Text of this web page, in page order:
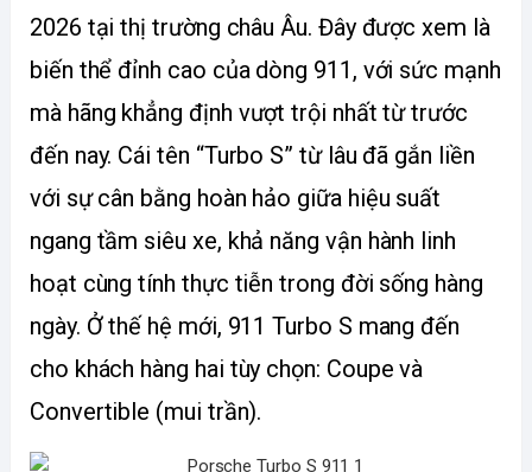
2026 tại thị trường châu Âu. Đây được xem là
biến thể đỉnh cao của dòng 911, với sức mạnh
mà hãng khẳng định vượt trội nhất từ trước
đến nay. Cái tên “Turbo S” từ lâu đã gắn liền
với sự cân bằng hoàn hảo giữa hiệu suất
ngang tầm siêu xe, khả năng vận hành linh
hoạt cùng tính thực tiễn trong đời sống hàng
ngày. Ở thế hệ mới, 911 Turbo S mang đến
cho khách hàng hai tùy chọn: Coupe và
Convertible (mui trần).